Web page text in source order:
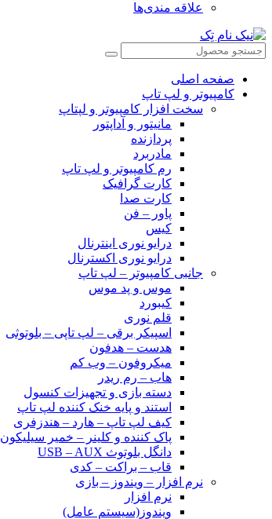
علاقه مندی‌ها
صفحه اصلی
کامپیوتر و‌‌‌‌‌ لپ تاپ
سخت افزار کامپیوتر و لپتاپ
مانیتور و آداپتور
پردازنده
مادربرد
رم کامپیوتر و لپ تاپ
کارت گرافیک
کارت صدا
پاور – فن
کیس
درایو نوری اینترنال
درایو نوری اکسترنال
جانبی کامپیوتر – لپ تاپ
موس و پد موس
کیبورد
قلم نوری
اسپیکر برقی – لپ تاپی – بلوتوثی
هدست – هدفون
میکروفون – وب کم
هاب – رم ریدر
دسته بازی و تجهیزات کنسول
استند و پایه خنک کننده لپ تاپ
کیف لپ تاپ – هارد – هندزفری
پاک کننده و کلینر – خمیر سیلیکون
دانگل بلوتوث USB – AUX
قاب – براکت – کدی
نرم افزار – ویندوز – بازی
نرم افزار
ویندوز(سیستم عامل)